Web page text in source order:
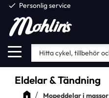
Meny
check Personlig service
Eldelar & Tändning
Mopeddelar i massor